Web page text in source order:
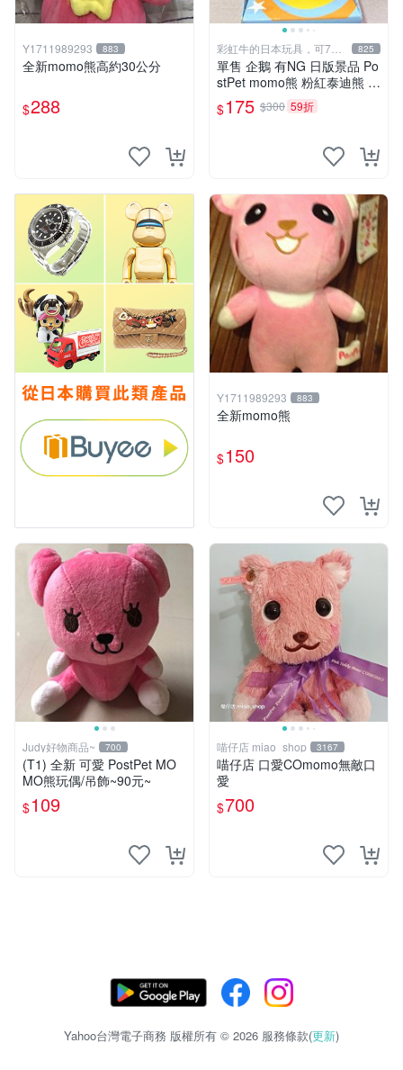
Y1711989293 883
全新momo熊高約30公分
$288
彩虹牛的日本玩具，可7取
付
825
單售 企鵝 有NG 日版景品 Po
stPet momo熊 粉紅泰迪熊 娃
娃 布偶 手指頭 娃娃
$175 $300 59折
Y1711989293 883
全新momo熊
$150
Judy好物商品~ 700
(T1) 全新 可愛 PostPet MO
MO熊玩偶/吊飾~90元~
$109
喵仔店 miao_shop 3167
喵仔店 口愛COmomo無敵口
愛
$700
Yahoo台灣電子商務 版權所有 © 2026 服務條款(更新)